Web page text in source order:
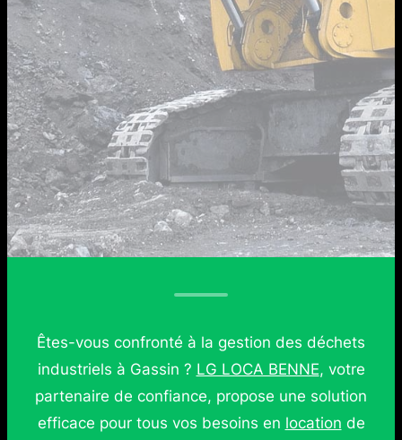
Êtes-vous confronté à la gestion des déchets
industriels à Gassin ? LG LOCA BENNE, votre
partenaire de confiance, propose une solution
efficace pour tous vos besoins en location de